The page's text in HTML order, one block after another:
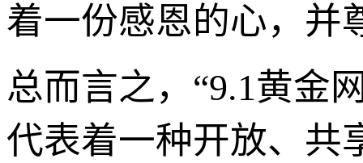
着一份感恩的心，并
总而言之，“9.1黄金
代表着一种开放、共